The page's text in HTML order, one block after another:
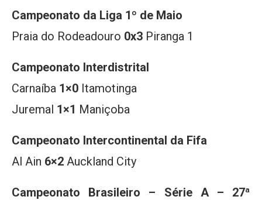
Campeonato da Liga 1º de Maio
Praia do Rodeadouro 0x3 Piranga 1
Campeonato Interdistrital
Carnaíba 1×0 Itamotinga
Juremal 1×1 Maniçoba
Campeonato Intercontinental da Fifa
Al Ain 6×2 Auckland City
Campeonato Brasileiro – Série A – 27ª